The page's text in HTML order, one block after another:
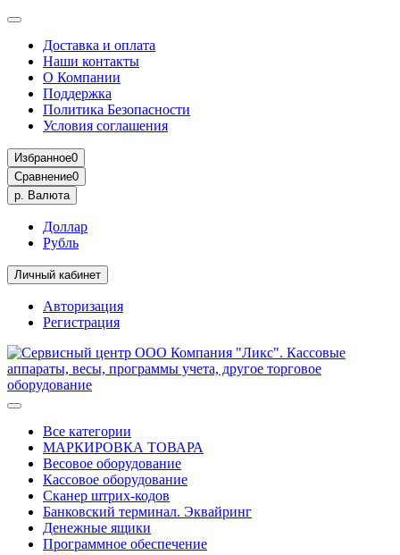
Доставка и оплата
Наши контакты
О Компании
Поддержка
Политика Безопасности
Условия соглашения
Избранное0
Сравнение0
р. Валюта
Доллар
Рубль
Личный кабинет
Авторизация
Регистрация
Все категории
МАРКИРОВКА ТОВАРА
Весовое оборудование
Кассовое оборудование
Сканер штрих-кодов
Банковский терминал. Эквайринг
Денежные ящики
Программное обеспечение